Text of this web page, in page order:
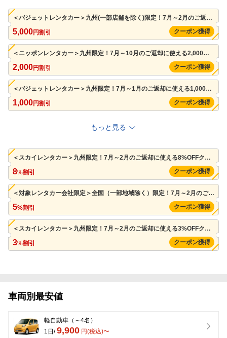
＜バジェットレンタカー＞九州(一部店舗を除く)限定！7月～2月のご返却に使える5000円クーポン(先着利用 200枚)※併用可
5,000円割引 クーポン獲得
＜ニッポンレンタカー＞九州限定！7月～10月のご返却に使える2,000円クーポン（先着利用 100枚）※併用可
2,000円割引 クーポン獲得
＜バジェットレンタカー＞九州限定！7月～1月のご返却に使える1,000円クーポン（先着利用 500枚）※併用可
1,000円割引 クーポン獲得
もっと見る
＜スカイレンタカー＞九州限定！7月～2月のご返却に使える8%OFFクーポン（最大1,600円まで割引可/先着利用 200枚）※併用可
8%割引 クーポン獲得
＜対象レンタカー会社限定＞全国（一部地域除く）限定！7月～2月のご返却に使える5%OFFクーポン（最大1,000円まで割引可/先着利用 20,000枚）※併用可
5%割引 クーポン獲得
＜スカイレンタカー＞九州限定！7月～2月のご返却に使える3%OFFクーポン（最大300円まで割引可/先着利用 1,000枚）※併用可
3%割引 クーポン獲得
車両別最安値
軽自動車（～4名）
1日/9,900 円(税込)〜